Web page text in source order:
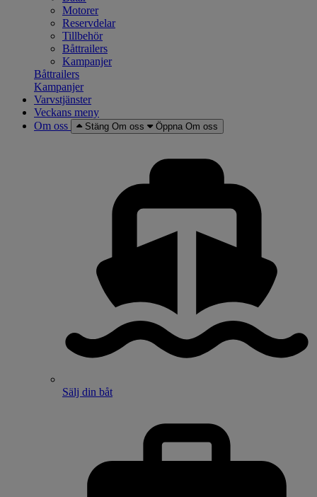
Motorer
Reservdelar
Tillbehör
Båttrailers
Kampanjer
Båttrailers
Kampanjer
Varvstjänster
Veckans meny
Om oss
Stäng Om oss Öppna Om oss
Sälj din båt